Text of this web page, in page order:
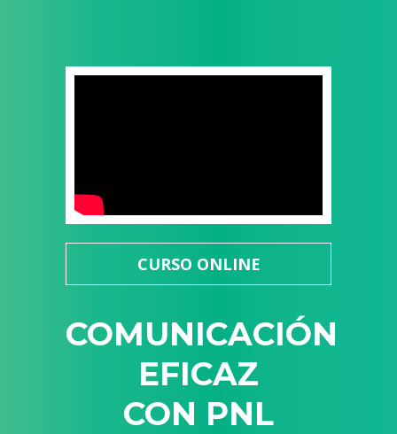
CURSO ONLINE
COMUNICACIÓN
EFICAZ
CON PNL